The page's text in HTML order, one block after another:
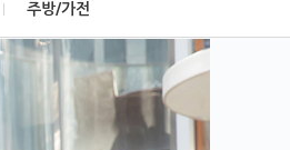
주방/가전